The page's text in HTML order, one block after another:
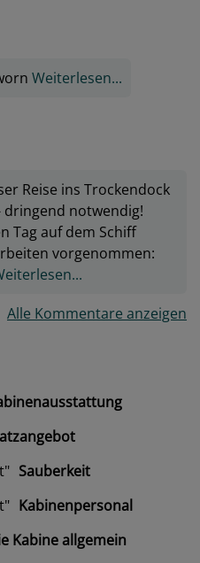
Weiterlesen...
Reise ins Trockendock
notwendig!
Tag auf dem Schiff
vorgenommen:
Alle Kommentare anzeigen
Sauberkeit
Kabinenpersonal
Kabine allgemein